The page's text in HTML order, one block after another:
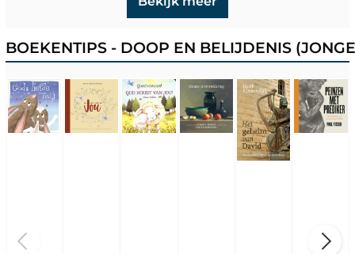
BOEKENTIPS - DOOP EN BELIJDENIS